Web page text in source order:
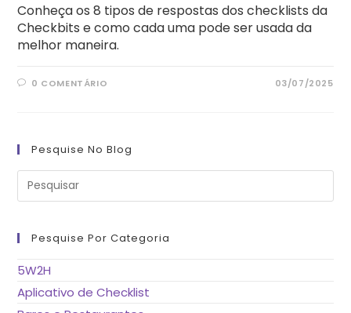
Conheça os 8 tipos de respostas dos checklists da
Checkbits e como cada uma pode ser usada da
melhor maneira.
0 COMENTÁRIO 03/07/2025
Pesquise No Blog
Pesquise Por Categoria
5W2H
Aplicativo de Checklist